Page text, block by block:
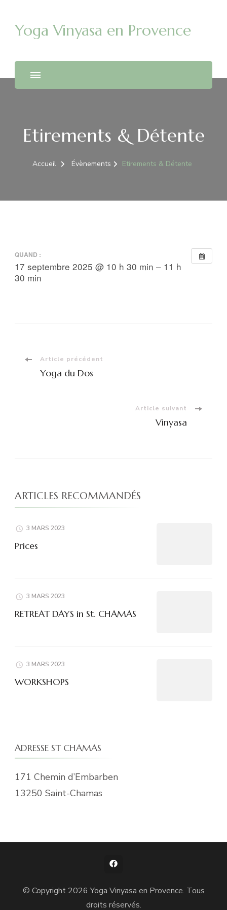
Yoga Vinyasa en Provence
Etirements & Détente
Accueil Évènements Etirements & Détente
QUAND :
17 septembre 2025 @ 10 h 30 min – 11 h
30 min
Navigation
Article précédent
Yoga du Dos
Article suivant
Vinyasa
ARTICLES RECOMMANDÉS
3 MARS 2023
Prices
3 MARS 2023
RETREAT DAYS in St. CHAMAS
3 MARS 2023
WORKSHOPS
ADRESSE ST CHAMAS
171 Chemin d’Embarben
13250 Saint-Chamas
© Copyright 2026Yoga Vinyasa en Provence. Tous
droits réservés.